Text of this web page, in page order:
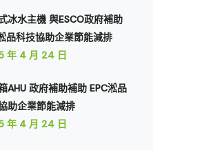
冰水主機 與ESCO政府補助
品科技協助企業節能減排
年 4 月 24 日
AHU 政府補助補助 EPC淞品
助企業節能減排
年 4 月 24 日